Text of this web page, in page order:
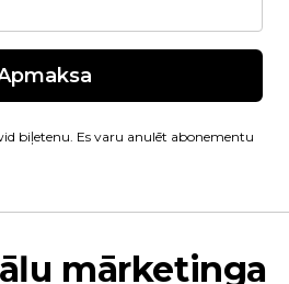
biļetenu. Es varu anulēt abonementu
mārketinga